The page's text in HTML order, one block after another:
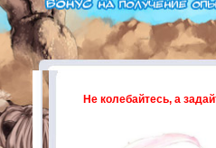
Не колебайтесь, а